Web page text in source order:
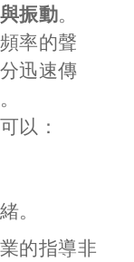
振動。
率的聲
迅速傳
以：
。
的指導非